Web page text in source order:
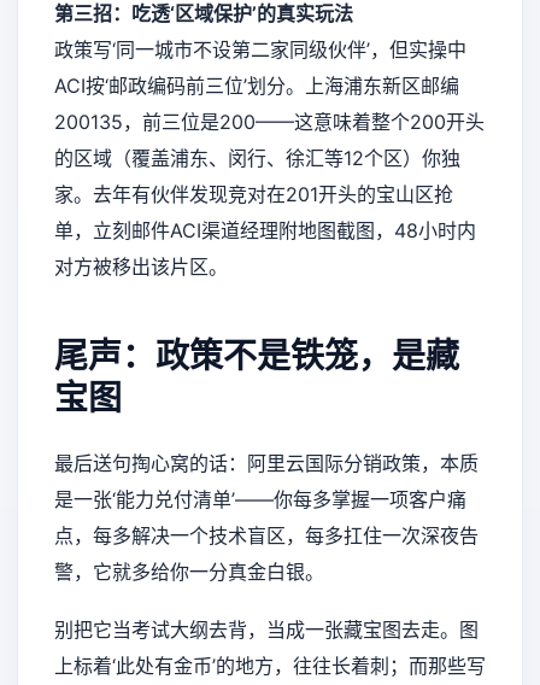
第三招：吃透‘区域保护’的真实玩法
政策写‘同一城市不设第二家同级伙伴’，但实操中
ACI按‘邮政编码前三位’划分。上海浦东新区邮编
200135，前三位是200——这意味着整个200开头
的区域（覆盖浦东、闵行、徐汇等12个区）你独
家。去年有伙伴发现竞对在201开头的宝山区抢
单，立刻邮件ACI渠道经理附地图截图，48小时内
对方被移出该片区。
尾声：政策不是铁笼，是藏
宝图
最后送句掏心窝的话：阿里云国际分销政策，本质
是一张‘能力兑付清单’——你每多掌握一项客户痛
点，每多解决一个技术盲区，每多扛住一次深夜告
警，它就多给你一分真金白银。
别把它当考试大纲去背，当成一张藏宝图去走。图
上标着‘此处有金币’的地方，往往长着刺；而那些写